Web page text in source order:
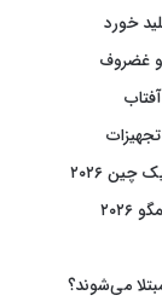
و غضروف
۲۰۲۶
می‌شوند؟